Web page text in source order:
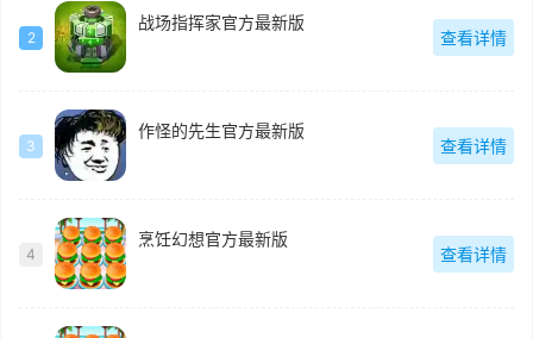
2
战场指挥家官方最新版
查看详情
3
作怪的先生官方最新版
查看详情
4
烹饪幻想官方最新版
查看详情